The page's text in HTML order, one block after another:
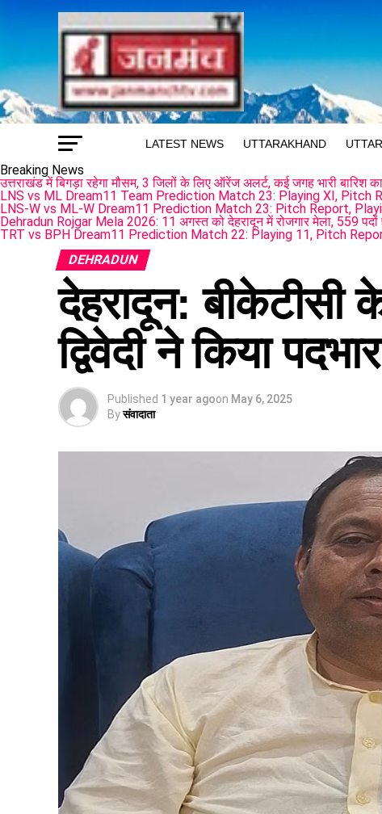
LATEST NEWS UTTARAKHAND
Breaking News
उत्तराखंड में बिगड़ा रहेगा मौसम, 3 जिलों के लिए ऑरेंज अलर्ट, कई जगह भारी बारिश
LNS vs ML Dream11 Team Prediction Match 23: Playing XI, Pitch
LNS-W vs ML-W Dream11 Prediction Match 23: Pitch Report,
Dehradun Rojgar Mela 2026: 11 अगस्त को देहरादून में रोजगार मेला, 559
TRT vs BPH Dream11 Prediction Match 22: Playing 11, Pitch
DEHRADUN
देहरादून: बीकेटीसी
द्विवेदी ने किया
Published 1 year agoon May 6, 2025
Byसंवादाता